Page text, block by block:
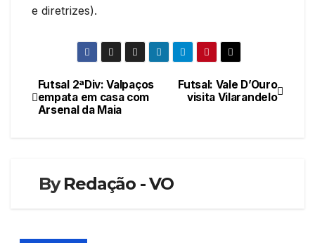
e diretrizes).
Navegação
de
Futsal: Vale D’Ouro
visita Vilarandelo
Futsal 2ªDiv: Valpaços
empata em casa com
Arsenal da Maia
ByRedação - VO